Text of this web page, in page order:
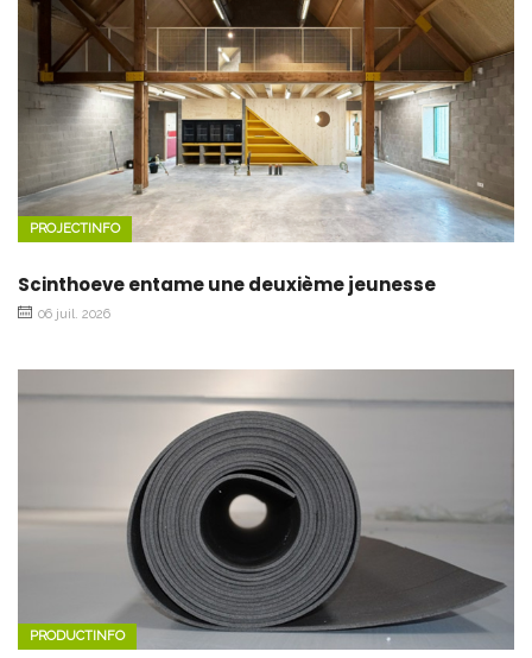
PROJECTINFO
Scinthoeve entame une deuxième jeunesse
06 juil. 2026
PRODUCTINFO